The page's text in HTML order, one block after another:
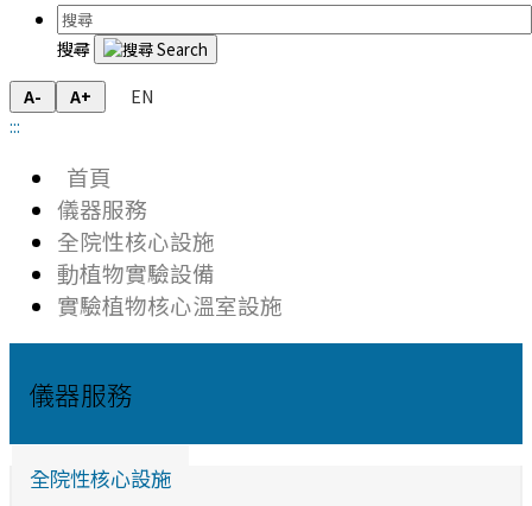
搜尋
A- A+
EN
:::
首頁
儀器服務
全院性核心設施
動植物實驗設備
實驗植物核心溫室設施
儀器服務
全院性核心設施